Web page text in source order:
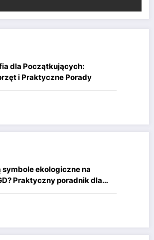
dla Początkujących:
i Praktyczne Porady
symbole ekologiczne na
Praktyczny poradnik dla